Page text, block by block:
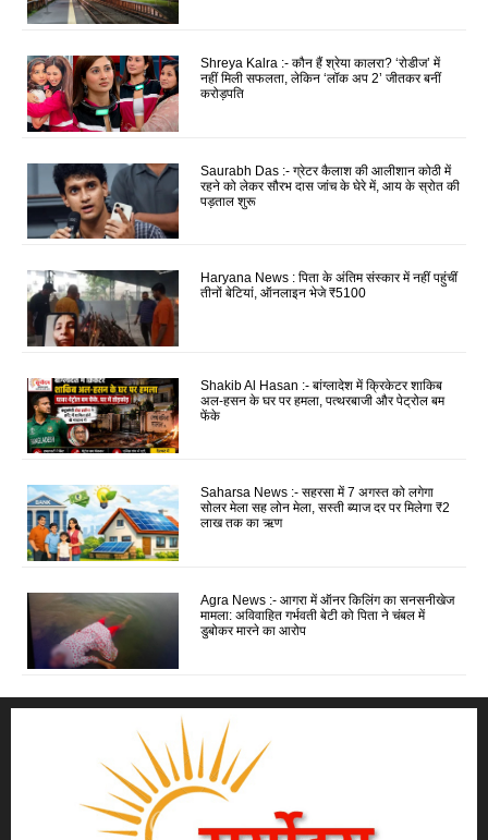
Shreya Kalra :- कौन हैं श्रेया कालरा? ‘रोडीज’ में
नहीं मिली सफलता, लेकिन ‘लॉक अप 2’ जीतकर बनीं
करोड़पति
Saurabh Das :- ग्रेटर कैलाश की आलीशान कोठी में
रहने को लेकर सौरभ दास जांच के घेरे में, आय के स्रोत की
पड़ताल शुरू
Haryana News : पिता के अंतिम संस्कार में नहीं पहुंचीं
तीनों बेटियां, ऑनलाइन भेजे ₹5100
Shakib Al Hasan :- बांग्लादेश में क्रिकेटर शाकिब
अल-हसन के घर पर हमला, पत्थरबाजी और पेट्रोल बम
फेंके
Saharsa News :- सहरसा में 7 अगस्त को लगेगा
सोलर मेला सह लोन मेला, सस्ती ब्याज दर पर मिलेगा ₹2
लाख तक का ऋण
Agra News :- आगरा में ऑनर किलिंग का सनसनीखेज
मामला: अविवाहित गर्भवती बेटी को पिता ने चंबल में
डुबोकर मारने का आरोप